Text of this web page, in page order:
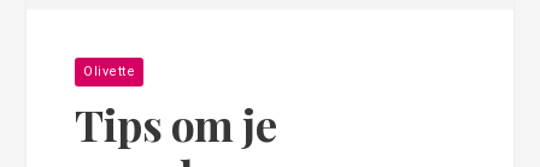
Olivette
Tips om je